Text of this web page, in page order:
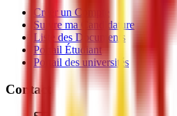
Créer un Compte
Suivre ma Candidature
Liste des Documents
Portail Étudiant
Portail des universités
Contact